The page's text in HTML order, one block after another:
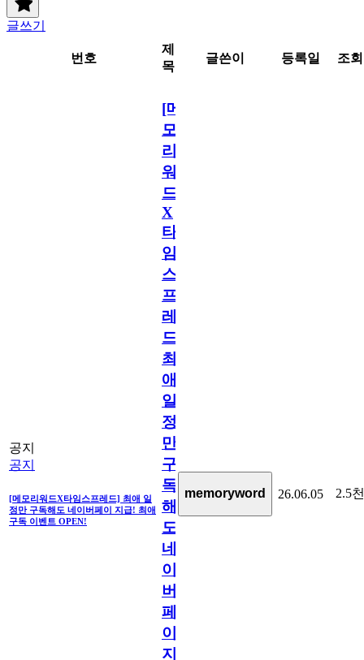
글쓰기
번호
제
목
글쓴이 등록일 조회
공지
공지
[메모리워드X타임스프레드] 최애 일
정만 구독해도 네이버페이 지급! 최애
구독 이벤트 OPEN!
[메
모
리
워
드
X
타
임
스
프
레
드]
최
애
일
정
만
구
독
해
도
네
이
버
페
이
지
memoryword 26.06.05 2.5천